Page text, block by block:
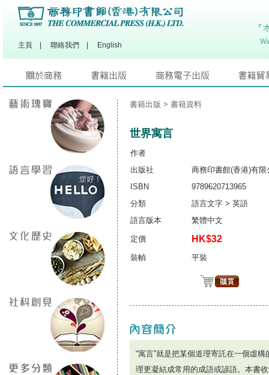
主頁 聯絡我們 English
書籍出版 > 書籍資料
世界寓言
作者
出版社
商務印書館(香港)有限
ISBN
9789620713965
分類
語言文字 > 英語
語言版本
繁體中文
定價 HK$32
裝幀 平裝
“寓言”就是把某個道理寄託在一個虛
理更凝結成常用的成語或諺語。本書